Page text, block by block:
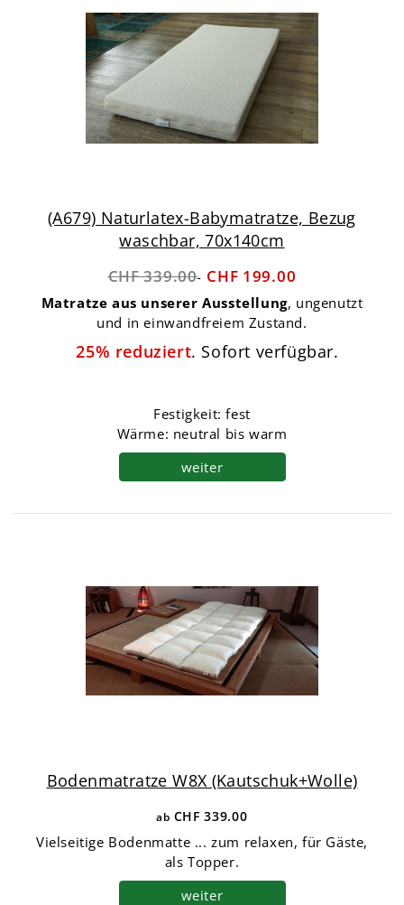
(A679) Naturlatex-Babymatratze, Bezug
waschbar, 70x140cm
CHF 339.00 CHF 199.00
Matratze aus unserer Ausstellung, ungenutzt
und in einwandfreiem Zustand.
25% reduziert. Sofort verfügbar.
Festigkeit: fest
Wärme: neutral bis warm
weiter
Bodenmatratze W8X (Kautschuk+Wolle)
CHF 339.00
Vielseitige Bodenmatte ... zum relaxen, für Gäste,
als Topper.
weiter